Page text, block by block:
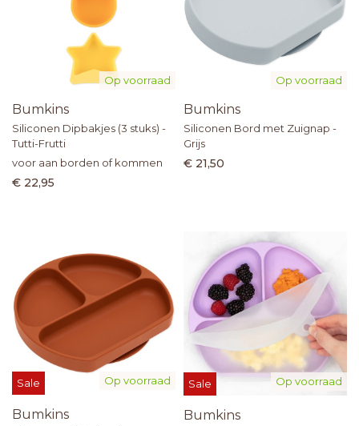
Op voorraad
Bumkins
Siliconen Dipbakjes (3 stuks) -
Tutti-Frutti
voor aan borden of kommen
€ 22,95
Op voorraad
Bumkins
Siliconen Bord met Zuignap -
Grijs
€ 21,50
Op voorraad
Sale
Bumkins
Op voorraad
Sale
Bumkins